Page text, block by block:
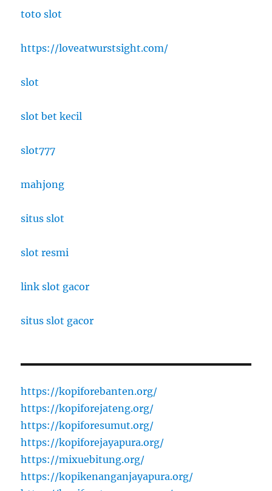
toto slot
https://loveatwurstsight.com/
slot
slot bet kecil
slot777
mahjong
situs slot
slot resmi
link slot gacor
situs slot gacor
https://kopiforebanten.org/
https://kopiforejateng.org/
https://kopiforesumut.org/
https://kopiforejayapura.org/
https://mixuebitung.org/
https://kopikenanganjayapura.org/